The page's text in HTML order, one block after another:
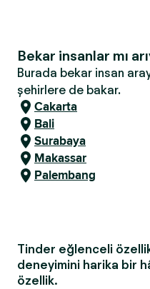
Bekar insanlar mı
Burada bekar insan
şehirlere de bakar.
Cakarta
Bali
Surabaya
Makassar
Palembang
Tinder eğlenceli
deneyimini harika bir
özellik.